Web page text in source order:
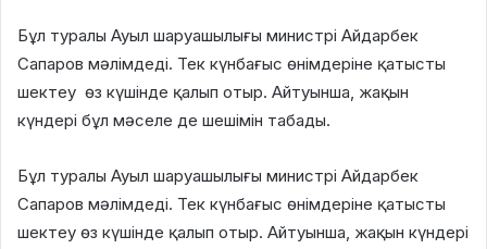
Бұл туралы Ауыл шаруашылығы министрі Айдарбек
Сапаров мәлімдеді. Тек күнбағыс өнімдеріне қатысты
шектеу өз күшінде қалып отыр. Айтуынша, жақын
күндері бұл мәселе де шешімін табады.
Бұл туралы Ауыл шаруашылығы министрі Айдарбек
Сапаров мәлімдеді. Тек күнбағыс өнімдеріне қатысты
шектеу өз күшінде қалып отыр. Айтуынша, жақын күндері